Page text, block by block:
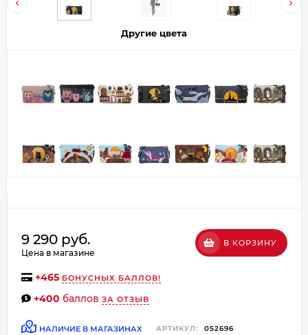
Другие цвета
9 290 руб.
Цена в магазине
В КОРЗИНУ
+465 БОНУСНЫХ БАЛЛОВ!
+400 баллов ЗА ОТЗЫВ
НАЛИЧИЕ В МАГАЗИНАХ АРТИКУЛ: 052696
выбранный способом
по25%каждые 2 недели
Подробнее
2 недели
Остались вопросы?
plait.ru